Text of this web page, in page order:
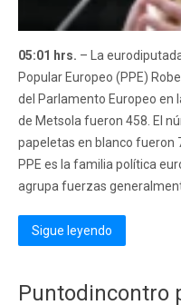
05:01 hrs. – La
Popular Europeo (PPE)
del Parlamento Europeo en
de Metsola fueron 458. El
papeletas en blanco fueron
PPE es la familia política
agrupa fuerzas
Sigue leyendo
Puntodincontro